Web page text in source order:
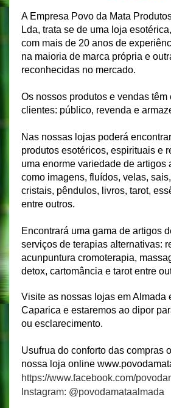
A Empresa Povo da Mata
Lda, trata se de uma loja
com mais de 20 anos de
na maioria de marca própria e
reconhecidas no mercado.
Os nossos produtos e vendas têm
clientes: público, revenda e
Nas nossas lojas poderá
produtos esotéricos, espirituais e
uma enorme variedade de artigos
como imagens, fluídos, velas,
cristais, pêndulos, livros, tarot,
entre outros.
Encontrará uma gama de artigos
serviços de terapias alternativas:
acunpuntura cromoterapia,
detox, cartomância e tarot entre
Visite as nossas lojas em Almada
Caparica e estaremos ao dipor
ou esclarecimento.
Usufrua do conforto das compras
nossa loja online
https://www.facebook.com/
Instagram: @povodamataalmada